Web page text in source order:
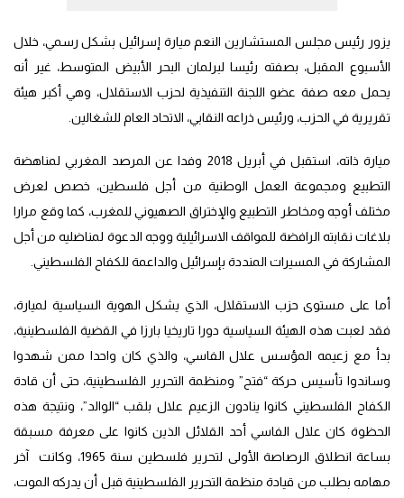
يزور رئيس مجلس المستشارين النعم ميارة إسرائيل بشكل رسمي، خلال
الأسبوع المقبل، بصفته رئيسا لبرلمان البحر الأبيض المتوسط، غير أنه
يحمل معه صفة عضو اللجنة التنفيذية لحزب الاستقلال، وهي أكبر هيئة
تقريرية في الحزب، ورئيس ذراعه النقابي، الاتحاد العام للشغالين.
ميارة ذاته، استقبل في أبريل 2018 وفدا عن المرصد المغربي لمناهضة
التطبيع ومجموعة العمل الوطنية من أجل فلسطين، خصص لعرض
مختلف أوجه ومخاطر التطبيع والإختراق الصهيوني للمغرب، كما وقع مرارا
بلاغات نقابته الرافضة للمواقف الاسرائيلية ووجه الدعوة لمناضليه من أجل
المشاركة في المسيرات المنددة بإسرائيل والداعمة للكفاح الفلسطيني.
أما على مستوى حزب الاستقلال، الذي يشكل الهوية السياسية لميارة،
فقد لعبت هذه الهيئة السياسية دورا تاريخيا بارزا في القضية الفلسطينية،
بدأ مع زعيمه المؤسس علال الفاسي، والذي كان واحدا ممن شهدوا
وساندوا تأسيس حركة “فتح” ومنظمة التحرير الفلسطينية، حتى أن قادة
الكفاح الفلسطيني كانوا ينادون الزعيم علال بلقب “الوالد”، ونتيجة هذه
الحظوة كان علال الفاسي أحد القلائل الذين كانوا على معرفة مسبقة
بساعة انطلاق الرصاصة الأولى لتحرير فلسطين سنة 1965، وكانت آخر
مهامه بطلب من قيادة منظمة التحرير الفلسطينية قبل أن يدركه الموت،